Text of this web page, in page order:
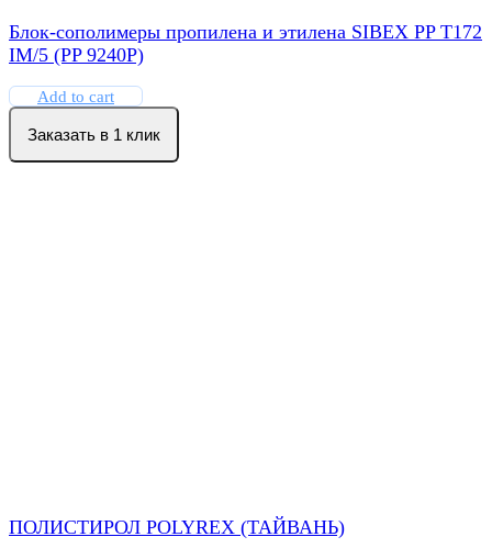
Блок-сополимеры пропилена и этилена SIBEX PP T172
IM/5 (PP 9240P)
Add to cart
Заказать в 1 клик
ПОЛИСТИРОЛ POLYREX (ТАЙВАНЬ)